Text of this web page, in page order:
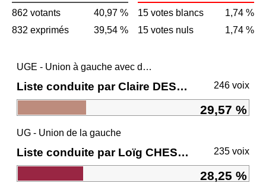
862 votants
40,97 %
832 exprimés
39,54 %
15 votes blancs
1,74 %
15 votes nuls
1,74 %
UGE - Union à gauche avec des écologistes
Liste conduite par Claire DESMARES-POIRRIER 246 voix
29,57 %
UG - Union de la gauche
Liste conduite par Loïg CHESNAIS-GIRARD 235 voix
28,25 %